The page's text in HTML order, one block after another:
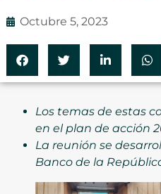
Octubre 5, 2023
Los temas de estas
en el plan de acción
La reunión se
Banco de la